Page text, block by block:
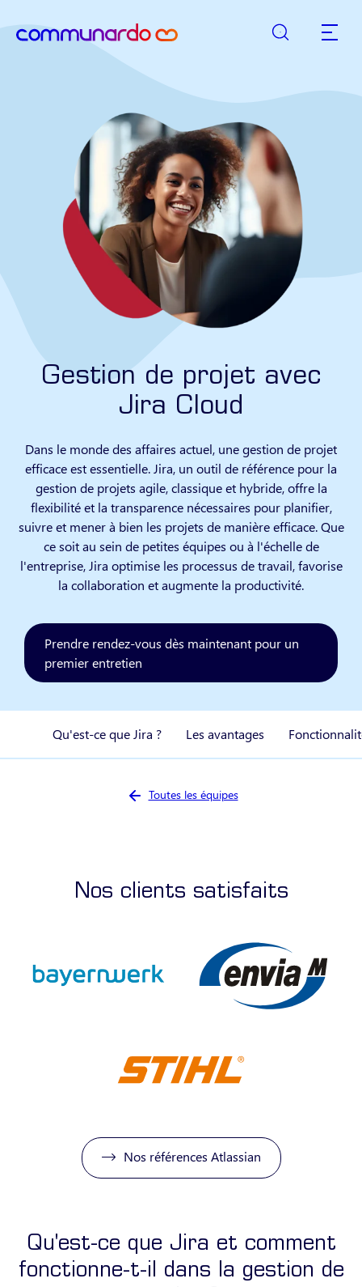
Rechercher
Gestion de projet avec
Jira Cloud
Dans le monde des affaires actuel, une gestion de projet
efficace est essentielle. Jira, un outil de référence pour la
gestion de projets agile, classique et hybride, offre la
flexibilité et la transparence nécessaires pour planifier,
suivre et mener à bien les projets de manière efficace. Que
ce soit au sein de petites équipes ou à l'échelle de
l'entreprise, Jira optimise les processus de travail, favorise
la collaboration et augmente la productivité.
Prendre rendez-vous dès maintenant pour un
premier entretien
Qu'est-ce que Jira ? Les avantages
Vous êtes ici :
Toutes les équipes
Nos clients satisfaits
Nos références Atlassian
Qu'est-ce que Jira et comment
fonctionne-t-il dans la gestion de